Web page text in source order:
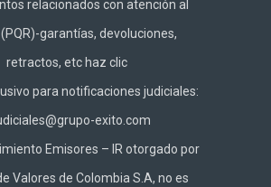
relacionados con atención al
garantías, devoluciones,
retractos, etc hazclic
para notificaciones judiciales:
exito.com
Emisores – IR otorgado por
Valores de Colombia S.A, no es